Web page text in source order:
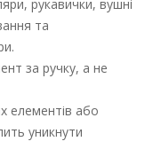
рукавички, вушні
та
за ручку, а не
елементів або
уникнути